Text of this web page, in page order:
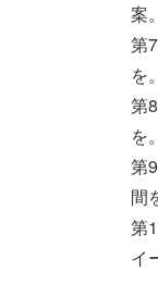
案。
第
を。
第
を。
第
間
第
イ